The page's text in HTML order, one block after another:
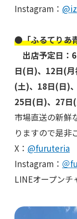
Instagram：
●「ふるてりあ
出店予定日：
日(日)、12日(
(土)、18日(日)
25日(日)、27
市場直送の新鮮
りますので是非
X： @furuteria
Instagram： ＠
LINEオープンチ